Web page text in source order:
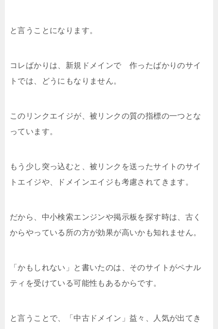
と言うことになります。
コレばかりは、新規ドメインで 作ったばかりのサイ
トでは、どうにもなりません。
このリンクエイジが、被リンクの質の指標の一つとな
っています。
もう少し突っ込むと、被リンクを送ったサイトのサイ
トエイジや、ドメインエイジも考慮されてきます。
だから、中小検索エンジンや掲示板を探す時は、古く
からやっている所の方が効果が高いかも知れません。
「かもしれない」と書いたのは、そのサイトがペナル
ティを受けている可能性もあるからです。
と言うことで、「中古ドメイン」益々、人気が出てき